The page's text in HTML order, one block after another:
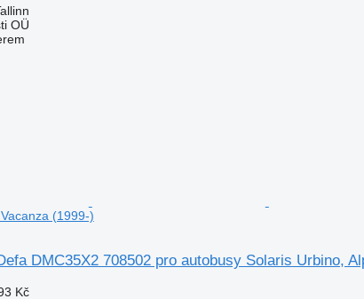
OÜ
(1999-)
DMC35X2 708502 pro autobusy Solaris Urbino,
Kč